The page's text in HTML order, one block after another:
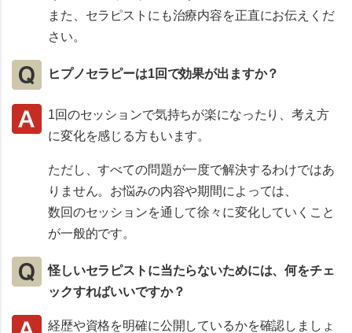
また、セラピストにも治療内容を正直にお伝えくだ
さい。
ヒプノセラピーは1回で効果が出ますか？
1回のセッションで気持ちが楽になったり、考え方
に変化を感じる方もいます。
ただし、すべての問題が一度で解決するわけではあ
りません。お悩みの内容や期間によっては、
数回のセッションを通して徐々に変化していくこと
が一般的です。
怪しいセラピストに当たらないためには、何をチェ
ックすればいいですか？
経歴や資格を明確に公開しているかを確認しましょ